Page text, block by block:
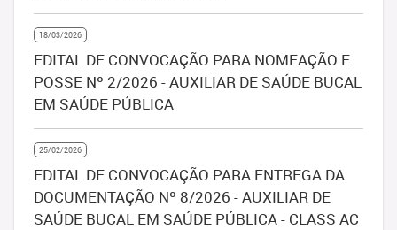
18/03/2026
EDITAL DE CONVOCAÇÃO PARA NOMEAÇÃO E
POSSE Nº 2/2026 - AUXILIAR DE SAÚDE BUCAL
EM SAÚDE PÚBLICA
25/02/2026
EDITAL DE CONVOCAÇÃO PARA ENTREGA DA
DOCUMENTAÇÃO Nº 8/2026 - AUXILIAR DE
SAÚDE BUCAL EM SAÚDE PÚBLICA - CLASS AC